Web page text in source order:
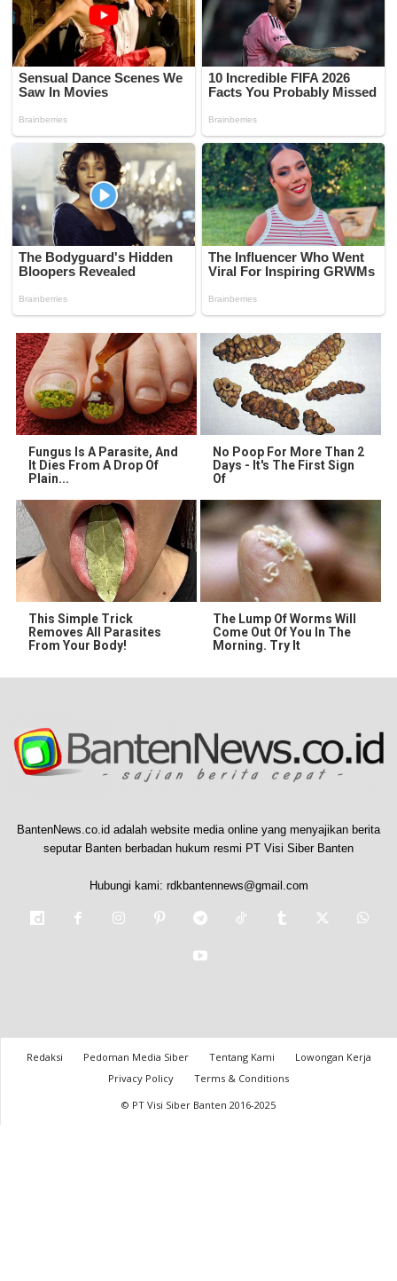
Fungus Is A Parasite, And
It Dies From A Drop Of
Plain...
No Poop For More Than 2
Days - It's The First Sign
Of
This Simple Trick
Removes All Parasites
From Your Body!
The Lump Of Worms Will
Come Out Of You In The
Morning. Try It
BantenNews.co.id adalah website media online yang menyajikan berita
seputar Banten berbadan hukum resmi PT Visi Siber Banten
Hubungi kami: rdkbantennews@gmail.com
Redaksi Pedoman Media Siber Tentang Kami
Lowongan Kerja
Privacy Policy
Terms & Conditions
© PT Visi Siber Banten 2016-2025